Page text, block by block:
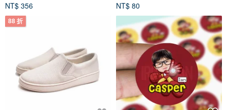
NT$ 356
NT$ 80
88 折